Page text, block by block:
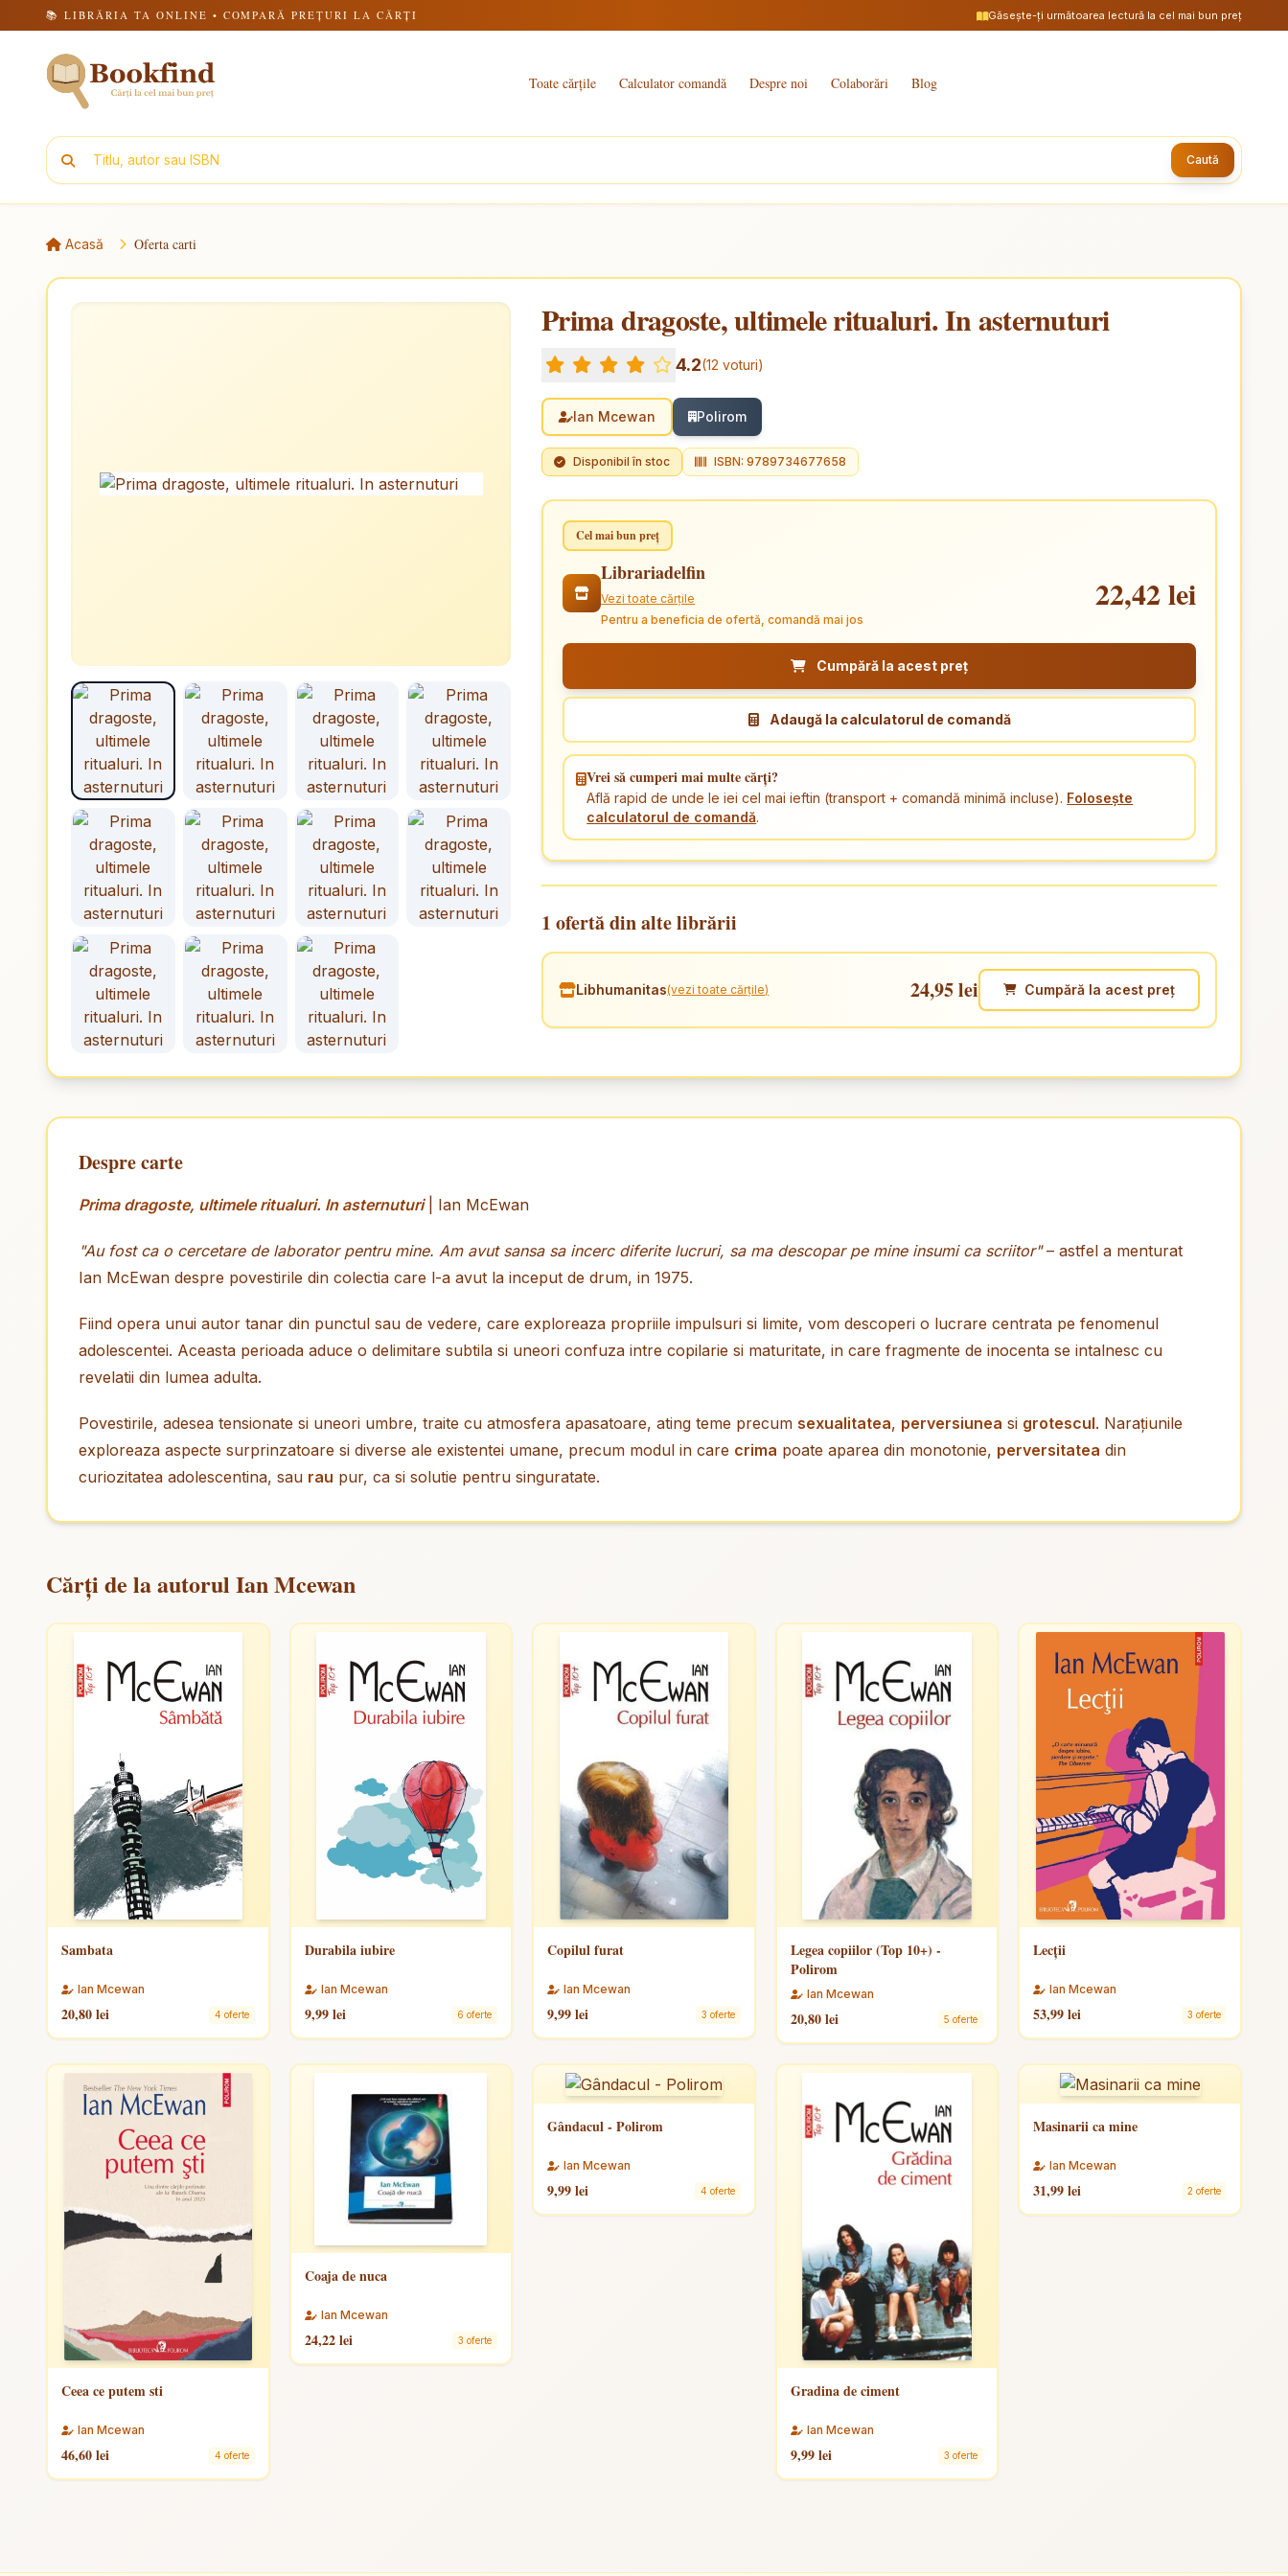
📚 LIBRĂRIA TA ONLINE • COMPARĂ PREȚURI LA CĂRȚI Găsește-ți următoarea lectură la cel mai bun preț
Toate cărțile Calculator comandă Despre noi Colaborări Blog
Caută
Acasă Oferta carti
Prima dragoste, ultimele ritualuri. In asternuturi
4.2(12 voturi)
Ian Mcewan Polirom
Disponibil în stoc ISBN: 9789734677658
Cel mai bun preț
Librariadelfin
Vezi toate cărțile
Pentru a beneficia de ofertă, comandă mai jos
22,42 lei
Cumpără la acest preț
Adaugă la calculatorul de comandă
Vrei să cumperi mai multe cărți?
Află rapid de unde le iei cel mai ieftin (transport + comandă minimă incluse). Folosește
calculatorul de comandă.
1 ofertă din alte librării
Libhumanitas(vezi toate cărțile) 24,95 lei Cumpără la acest preț
Despre carte
Prima dragoste, ultimele ritualuri. In asternuturi| Ian McEwan
"Au fost ca o cercetare de laborator pentru mine. Am avut sansa sa incerc diferite lucruri, sa ma descopar pe mine insumi ca scriitor"– astfel a menturat
Ian McEwan despre povestirile din colectia care l-a avut la inceput de drum, in 1975.
Fiind opera unui autor tanar din punctul sau de vedere, care exploreaza propriile impulsuri si limite, vom descoperi o lucrare centrata pe fenomenul
adolescentei. Aceasta perioada aduce o delimitare subtila si uneori confuza intre copilarie si maturitate, in care fragmente de inocenta se intalnesc cu
revelatii din lumea adulta.
Povestirile, adesea tensionate si uneori umbre, traite cu atmosfera apasatoare, ating teme precum sexualitatea, perversiunea si grotescul. Narațiunile
exploreaza aspecte surprinzatoare si diverse ale existentei umane, precum modul in care crima poate aparea din monotonie, perversitatea din
curiozitatea adolescentina, sau rau pur, ca si solutie pentru singuratate.
Cărți de la autorul Ian Mcewan
Sambata
Ian Mcewan
20,80 lei 4 oferte
Durabila iubire
Ian Mcewan
9,99 lei 6 oferte
Copilul furat
Ian Mcewan
9,99 lei 3 oferte
Legea copiilor (Top 10+) -
Polirom
Ian Mcewan
20,80 lei 5 oferte
Lecţii
Ian Mcewan
53,99 lei 3 oferte
Ceea ce putem sti
Ian Mcewan
46,60 lei 4 oferte
Coaja de nuca
Ian Mcewan
24,22 lei 3 oferte
Gândacul - Polirom
Ian Mcewan
9,99 lei 4 oferte
Gradina de ciment
Ian Mcewan
9,99 lei 3 oferte
Masinarii ca mine
Ian Mcewan
31,99 lei 2 oferte